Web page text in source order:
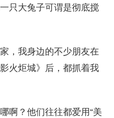
只大兔子可谓是彻底搅
，我身边的不少朋友在
火炬城》后，都抓着我
啊？他们往往都爱用“美